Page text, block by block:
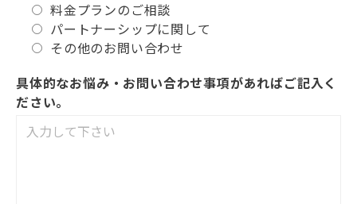
料金プランのご相談
パートナーシップに関して
その他のお問い合わせ
具体的なお悩み・お問い合わせ事項があればご記入く
ださい。